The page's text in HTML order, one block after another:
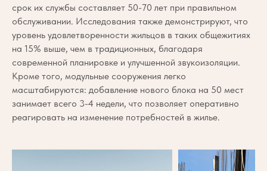
срок их службы составляет 50-70 лет при правильном
обслуживании. Исследования также демонстрируют, что
уровень удовлетворенности жильцов в таких общежитиях
на 15% выше, чем в традиционных, благодаря
современной планировке и улучшенной звукоизоляции.
Кроме того, модульные сооружения легко
масштабируются: добавление нового блока на 50 мест
занимает всего 3-4 недели, что позволяет оперативно
реагировать на изменение потребностей в жилье.